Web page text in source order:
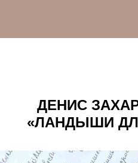
ДЕНИС
«ЛАНДЫШИ